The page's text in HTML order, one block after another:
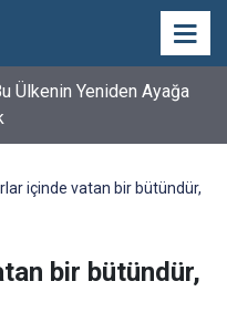
Ülkenin Yeniden Ayağa
içinde vatan bir bütündür,
bir bütündür,